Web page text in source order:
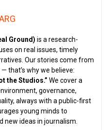
Ground) is a research-
on real issues, timely
Our stories come from
that’s why we believe:
the Studios.” We cover a
governance,
always with a public-first
young minds to
new ideas in journalism.